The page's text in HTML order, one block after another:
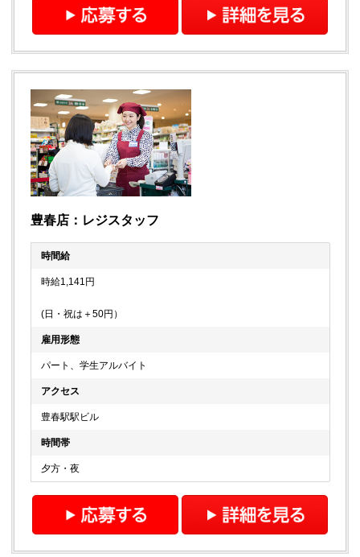
豊春店：レジスタッフ
時間給
時給1,141円
(日・祝は＋50円）
雇用形態
パート、学生アルバイト
アクセス
豊春駅駅ビル
時間帯
夕方・夜